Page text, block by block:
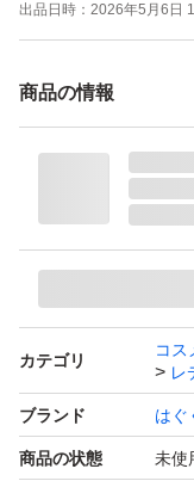
出品日時： 2026年5月6日
商品の情報
カテゴリ
コス
レ
ブランド はぐ
商品の状態 未使